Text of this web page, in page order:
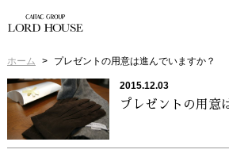
ホーム プレゼントの用意は進んでいますか？
2015.12.03
プレゼントの用意